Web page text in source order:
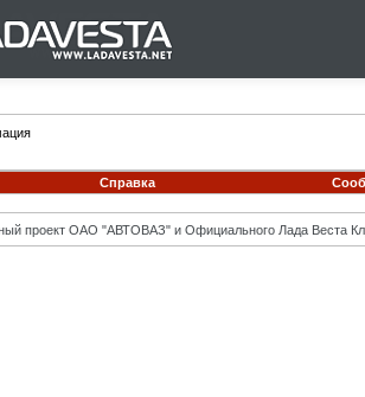
Справка
проект ОАО "АВТОВАЗ" и Официального Лада Веста